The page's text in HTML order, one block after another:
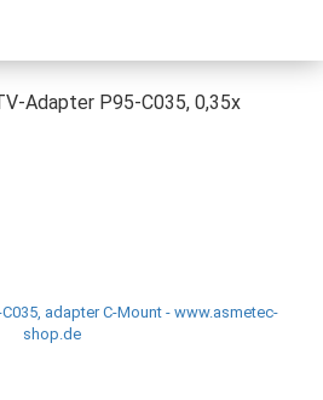
Adapter P95-C035, 0,35x